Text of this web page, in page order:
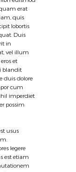
erat
quis
lobortis
Duis
in
vel illum
et
blandit
duis dolore
cum
imperdiet
possim
usus
legere
est etiam